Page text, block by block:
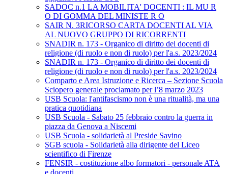
SADOC n.1 LA MOBILITA' DOCENTI : IL MU R
O DI GOMMA DEL MINISTE R O
SAIR N. 3RICORSO CARTA DOCENTI AL VIA
AL NUOVO GRUPPO DI RICORRENTI
SNADIR n. 173 - Organico di diritto dei docenti di
religione (di ruolo e non di ruolo) per l'a.s. 2023/2024
SNADIR n. 173 - Organico di diritto dei docenti di
religione (di ruolo e non di ruolo) per l'a.s. 2023/2024
Comparto e Area Istruzione e Ricerca – Sezione Scuola
Sciopero generale proclamato per l’8 marzo 2023
USB Scuola: l'antifascismo non è una ritualità, ma una
pratica quotidiana
USB Scuola - Sabato 25 febbraio contro la guerra in
piazza da Genova a Niscemi
USB Scuola - solidarietà al Preside Savino
SGB scuola - Solidarietà alla dirigente del Liceo
scientifico di Firenze
FENSIR - costituzione albo formatori - personale ATA